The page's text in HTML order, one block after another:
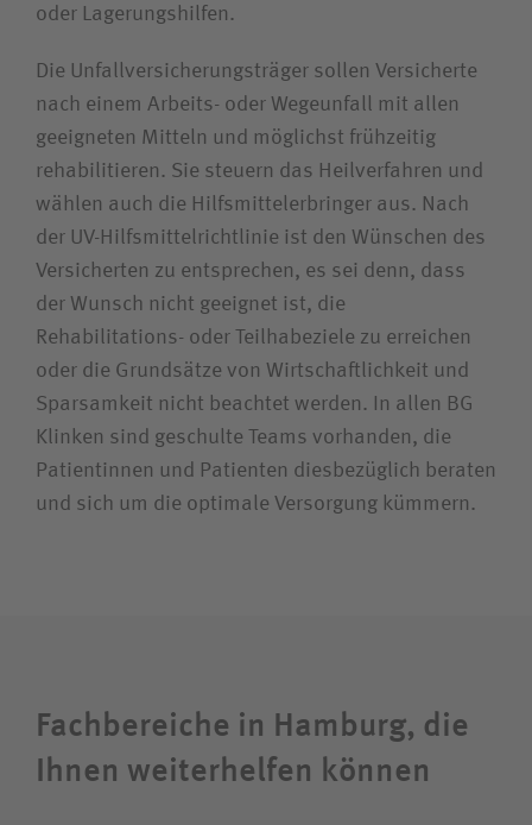
Patientin / Patient
Besucherin / Besucher
Unfallversicherungsträger
Zuweiserin / Zuweiser
Bewerberin / Bewerber
Journalistin / Journalist
oder Lagerungshilfen.
Die Unfallversicherungsträger sollen Versicherte
nach einem Arbeits- oder Wegeunfall mit allen
geeigneten Mitteln und möglichst frühzeitig
rehabilitieren. Sie steuern das Heilverfahren und
wählen auch die Hilfsmittelerbringer aus. Nach
der UV-Hilfsmittelrichtlinie ist den Wünschen des
Versicherten zu entsprechen, es sei denn, dass
der Wunsch nicht geeignet ist, die
Rehabilitations- oder Teilhabeziele zu erreichen
oder die Grundsätze von Wirtschaftlichkeit und
Sparsamkeit nicht beachtet werden. In allen BG
Klinken sind geschulte Teams vorhanden, die
Patientinnen und Patienten diesbezüglich beraten
und sich um die optimale Versorgung kümmern.
Fachbereiche in Hamburg, die
Ihnen weiterhelfen können